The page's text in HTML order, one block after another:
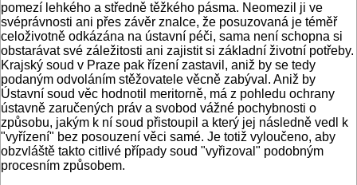
pomezí lehkého a středně těžkého pásma. Neomezil ji ve
svéprávnosti ani přes závěr znalce, že posuzovaná je téměř
celoživotně odkázána na ústavní péči, sama není schopna si
obstarávat své záležitosti ani zajistit si základní životní potřeby.
Krajský soud v Praze pak řízení zastavil, aniž by se tedy
podaným odvoláním stěžovatele věcně zabýval. Aniž by
Ústavní soud věc hodnotil meritorně, má z pohledu ochrany
ústavně zaručených práv a svobod vážné pochybnosti o
způsobu, jakým k ní soud přistoupil a který jej následně vedl k
"vyřízení" bez posouzení věci samé. Je totiž vyloučeno, aby
obzvláště takto citlivé případy soud "vyřizoval" podobným
procesním způsobem.